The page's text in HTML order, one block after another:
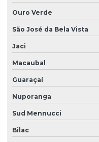
Ouro Verde
São José da Bela Vista
Jaci
Macaubal
Guaraçaí
Nuporanga
Sud Mennucci
Bilac